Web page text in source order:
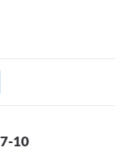
10